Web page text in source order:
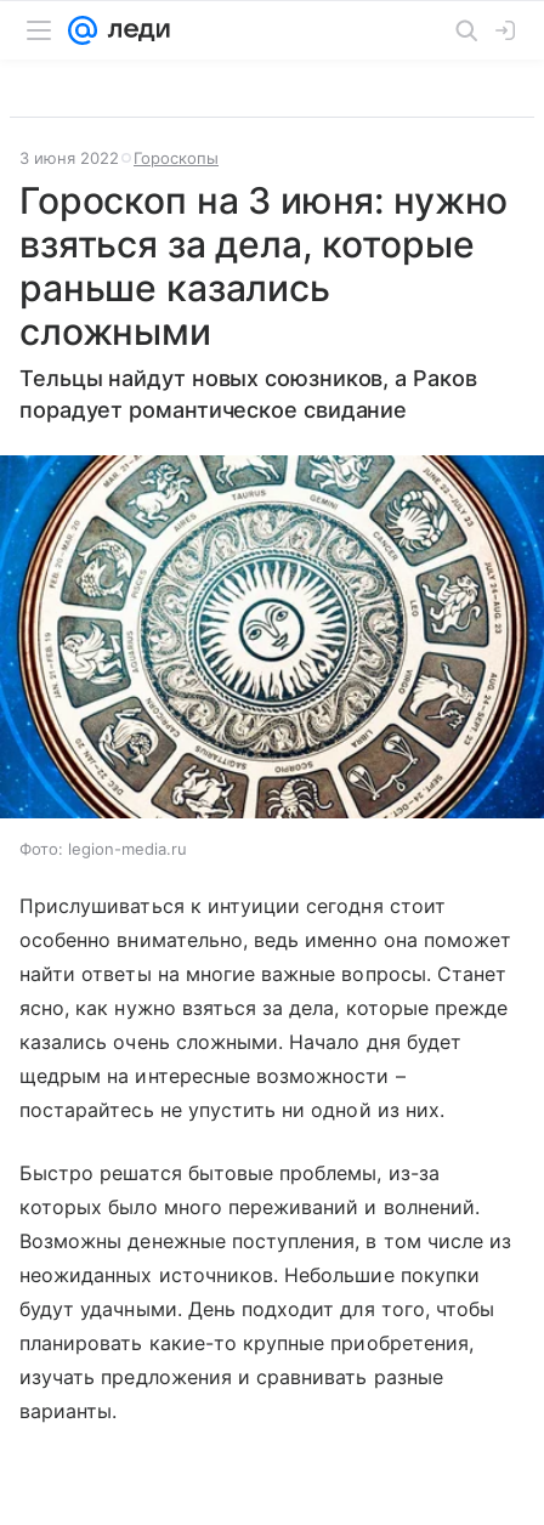
3 июня 2022 Гороскопы
Гороскоп на 3 июня: нужно
взяться за дела, которые
раньше казались
сложными
Тельцы найдут новых союзников, а Раков
порадует романтическое свидание
Фото: legion-media.ru
Прислушиваться к интуиции сегодня стоит
особенно внимательно, ведь именно она поможет
найти ответы на многие важные вопросы. Станет
ясно, как нужно взяться за дела, которые прежде
казались очень сложными. Начало дня будет
щедрым на интересные возможности –
постарайтесь не упустить ни одной из них.
Быстро решатся бытовые проблемы, из-за
которых было много переживаний и волнений.
Возможны денежные поступления, в том числе из
неожиданных источников. Небольшие покупки
будут удачными. День подходит для того, чтобы
планировать какие-то крупные приобретения,
изучать предложения и сравнивать разные
варианты.